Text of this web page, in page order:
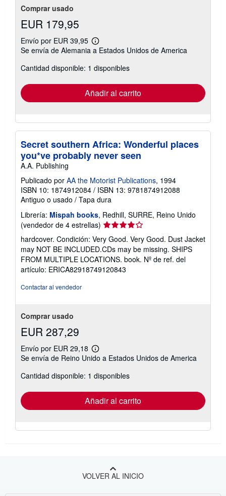
Comprar usado
EUR 179,95
Envío por EUR 39,95
Más
información
las
tarifas
envío
Se envía de Alemania a Estados Unidos de America
Cantidad disponible: 1 disponibles
Añadir al carrito
Secret southern Africa: Wonderful places
you*ve probably never seen
A.A. Publishing
Publicado por AA the Motorist Publications, 1994
ISBN 10: 1874912084 / ISBN 13: 9781874912088
Antiguo o usado / Tapa dura
Librería: Mispah books, Redhill, SURRE, Reino Unido
(vendedor de 4 estrellas) Calificación
del
vendedor:
4
de
5
hardcover. Condición: Very Good. Very Good. Dust Jacket
may NOT BE INCLUDED.CDs may be missing. SHIPS
FROM MULTIPLE LOCATIONS. book. Nº de ref. del
artículo: ERICA82918749120843
Contactar al vendedor
Comprar usado
EUR 287,29
Envío por EUR 29,18
Más
información
las
tarifas
envío
Se envía de Reino Unido a Estados Unidos de America
Cantidad disponible: 1 disponibles
Añadir al carrito
VOLVER AL INICIO